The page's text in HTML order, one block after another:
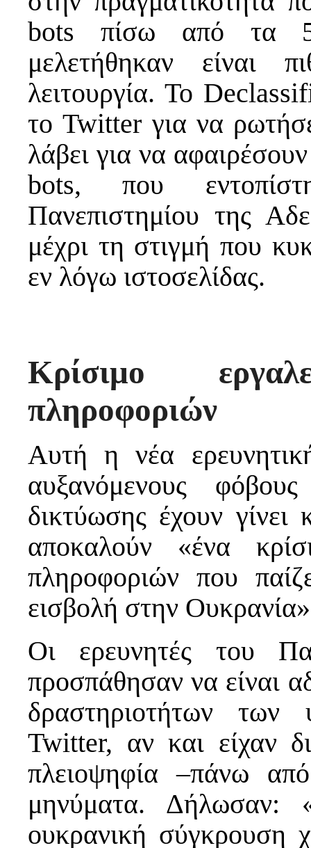
bots πίσω από τα 5
μελετήθηκαν είναι
λειτουργία. Το
το Twitter για να
λάβει για να
bots, που
Πανεπιστημίου της
μέχρι τη στιγμή που
εν λόγω ιστοσελίδας.
Κρίσιμο
πληροφοριών
Αυτή η νέα
αυξανόμενους
δικτύωσης έχουν
αποκαλούν «ένα
πληροφοριών που
εισβολή στην
Οι ερευνητές του
προσπάθησαν να είναι
δραστηριοτήτων των
Twitter, αν και είχαν
πλειοψηφία –πάνω
μηνύματα. Δήλωσαν:
ουκρανική σύγκρουση